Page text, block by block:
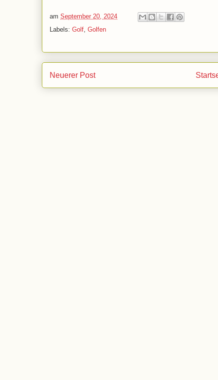
am September 20, 2024
Labels: Golf Golfen
Neuerer Post